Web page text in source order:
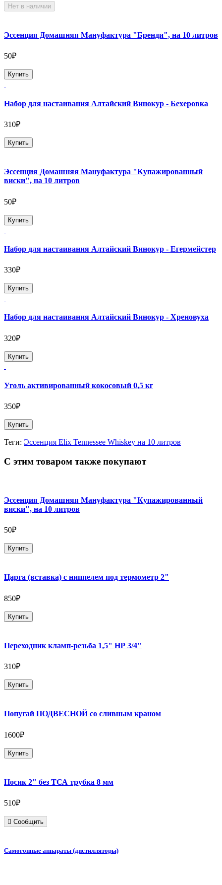
Нет в наличии
Эссенция Домашняя Мануфактура "Бренди", на 10 литров
50₽
Купить
Набор для настаивания Алтайский Винокур - Бехеровка
310₽
Купить
Эссенция Домашняя Мануфактура "Купажированный
виски", на 10 литров
50₽
Купить
Набор для настаивания Алтайский Винокур - Егермейстер
330₽
Купить
Набор для настаивания Алтайский Винокур - Хреновуха
320₽
Купить
Уголь активированный кокосовый 0,5 кг
350₽
Купить
Теги: Эссенция Elix Tennessee Whiskey на 10 литров
С этим товаром также покупают
Эссенция Домашняя Мануфактура "Купажированный
виски", на 10 литров
50₽
Купить
Царга (вставка) с ниппелем под термометр 2"
850₽
Купить
Переходник кламп-резьба 1,5" НР 3/4"
310₽
Купить
Попугай ПОДВЕСНОЙ со сливным краном
1600₽
Купить
Носик 2" без ТСА трубка 8 мм
510₽
Сообщить
Самогонные аппараты (дистилляторы)